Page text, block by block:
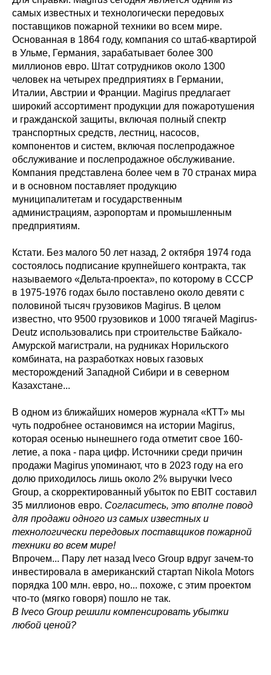
самых известных и технологически передовых
поставщиков пожарной техники во всем мире.
Основанная в 1864 году, компания со штаб-квартирой
в Ульме, Германия, зарабатывает более 300
миллионов евро. Штат сотрудников около 1300
человек на четырех предприятиях в Германии,
Италии, Австрии и Франции. Magirus предлагает
широкий ассортимент продукции для пожаротушения
и гражданской защиты, включая полный спектр
транспортных средств, лестниц, насосов,
компонентов и систем, включая послепродажное
обслуживание и послепродажное обслуживание.
Компания представлена более чем в 70 странах мира
и в основном поставляет продукцию
муниципалитетам и государственным
администрациям, аэропортам и промышленным
предприятиям.
Кстати. Без малого 50 лет назад, 2 октября 1974 года
состоялось подписание крупнейшего контракта, так
называемого «Дельта-проекта», по которому в СССР
в 1975-1976 годах было поставлено около девяти с
половиной тысяч грузовиков Magirus. В целом
известно, что 9500 грузовиков и 1000 тягачей Magirus-
Deutz использовались при строительстве Байкало-
Амурской магистрали, на рудниках Норильского
комбината, на разработках новых газовых
месторождений Западной Сибири и в северном
Казахстане...
В одном из ближайших номеров журнала «КТТ» мы
чуть подробнее остановимся на истории Magirus,
которая осенью нынешнего года отметит свое 160-
летие, а пока - пара цифр. Источники среди причин
продажи Magirus упоминают, что в 2023 году на его
долю приходилось лишь около 2% выручки Iveco
Group, а скорректированный убыток по EBIT составил
35 миллионов евро. Согласитесь, это вполне повод
для продажи одного из самых известных и
технологически передовых поставщиков пожарной
техники во всем мире!
Впрочем... Пару лет назад Iveco Group вдруг зачем-то
инвестировала в американский стартап Nikola Motors
порядка 100 млн. евро, но... похоже, с этим проектом
что-то (мягко говоря) пошло не так.
В Iveco Group решили компенсировать убытки
любой ценой?